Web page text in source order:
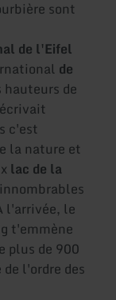
sont
de l'Eifel
de
de
c'est
la nature et
lac de la
l'arrivée, le
t'emmène
plus de 900
l'ordre des